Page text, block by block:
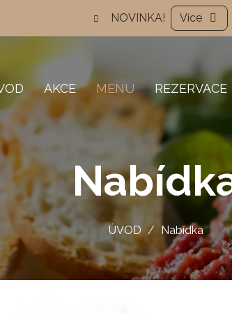
NOVINKA! Více
AKCE MENU REZERVACE
ÚVOD Nabídka